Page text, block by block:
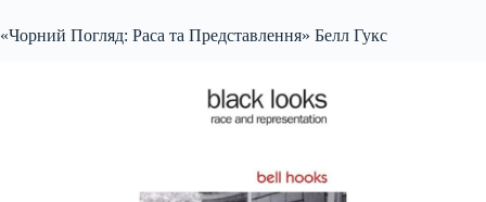
«Чорний Погляд: Раса та Представлення» Белл Гукс